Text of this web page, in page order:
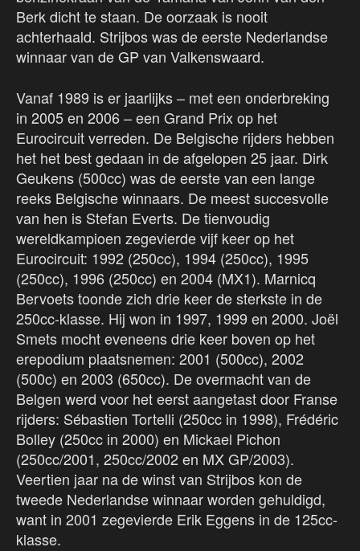
Berk dicht te staan. De oorzaak is nooit
achterhaald. Strijbos was de eerste Nederlandse
winnaar van de GP van Valkenswaard.
Vanaf 1989 is er jaarlijks – met een onderbreking
in 2005 en 2006 – een Grand Prix op het
Eurocircuit verreden. De Belgische rijders hebben
het het best gedaan in de afgelopen 25 jaar. Dirk
Geukens (500cc) was de eerste van een lange
reeks Belgische winnaars. De meest succesvolle
van hen is Stefan Everts. De tienvoudig
wereldkampioen zegevierde vijf keer op het
Eurocircuit: 1992 (250cc), 1994 (250cc), 1995
(250cc), 1996 (250cc) en 2004 (MX1). Marnicq
Bervoets toonde zich drie keer de sterkste in de
250cc-klasse. Hij won in 1997, 1999 en 2000. Joël
Smets mocht eveneens drie keer boven op het
erepodium plaatsnemen: 2001 (500cc), 2002
(500c) en 2003 (650cc). De overmacht van de
Belgen werd voor het eerst aangetast door Franse
rijders: Sébastien Tortelli (250cc in 1998), Frédéric
Bolley (250cc in 2000) en Mickael Pichon
(250cc/2001, 250cc/2002 en MX GP/2003).
Veertien jaar na de winst van Strijbos kon de
tweede Nederlandse winnaar worden gehuldigd,
want in 2001 zegevierde Erik Eggens in de 125cc-
klasse.